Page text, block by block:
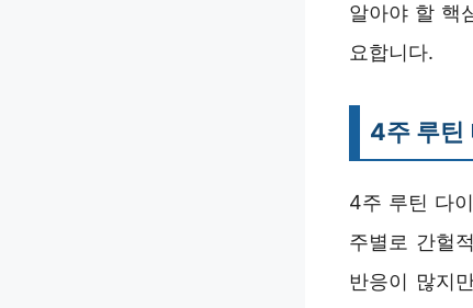
알아야 할 핵
요합니다.
4주 루틴
4주 루틴 다
주별로 간헐
반응이 많지